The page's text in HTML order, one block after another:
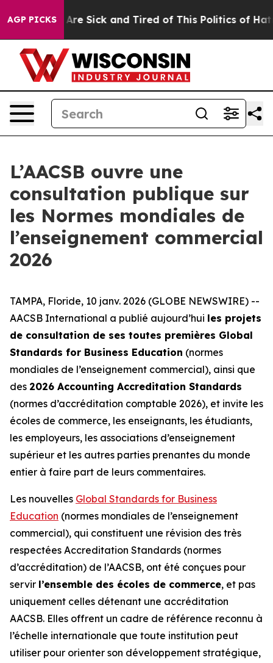
AGP PICKSAre Sick and Tired of This Politics of Hatred”
L’AACSB ouvre une
consultation publique sur
les Normes mondiales de
l’enseignement commercial
2026
TAMPA, Floride, 10 janv. 2026 (GLOBE NEWSWIRE) --
AACSB International a publié aujourd’hui les projets
de consultation de ses toutes premières Global
Standards for Business Education (normes
mondiales de l’enseignement commercial), ainsi que
des 2026 Accounting Accreditation Standards
(normes d’accréditation comptable 2026), et invite les
écoles de commerce, les enseignants, les étudiants,
les employeurs, les associations d’enseignement
supérieur et les autres parties prenantes du monde
entier à faire part de leurs commentaires.
Les nouvelles Global Standards for Business
Education (normes mondiales de l’enseignement
commercial), qui constituent une révision des très
respectées Accreditation Standards (normes
d’accréditation) de l’AACSB, ont été conçues pour
servir l’ensemble des écoles de commerce, et pas
uniquement celles détenant une accréditation
AACSB. Elles offrent un cadre de référence reconnu à
l’échelle internationale que toute institution peut
utiliser pour orienter son développement stratégique,